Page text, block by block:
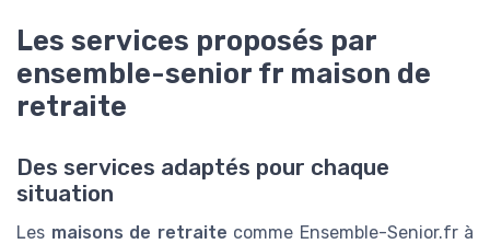
Les services proposés par
ensemble-senior fr maison de
retraite
Des services adaptés pour chaque
situation
Les maisons de retraite comme Ensemble-Senior.fr à